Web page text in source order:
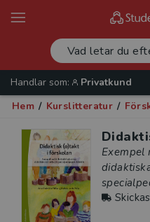
Handlar som:
Privatkund
Hem / Kurslitteratur /
Exempel